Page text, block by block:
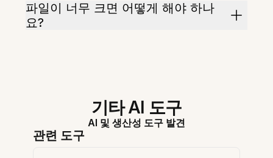
파일이 너무 크면 어떻게 해야 하나
요?
기타 AI 도구
AI 및 생산성 도구 발견
관련 도구